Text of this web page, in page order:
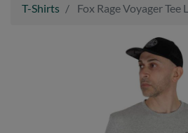
T-Shirts Fox Rage Voyager Tee